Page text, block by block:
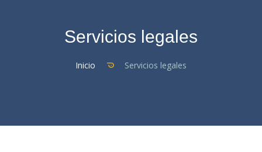
Servicios legales
Inicio Servicios legales